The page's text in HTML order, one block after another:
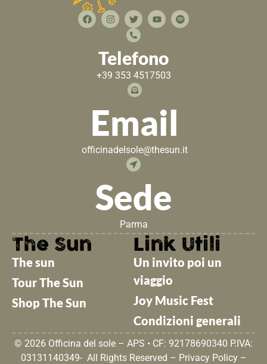
Telefono
+39 353 4517503
Email
officinadelsole@thesun.it
Sede
Parma
The Sun
The sun
Tour The Sun
Shop The Sun
Link Utili
Un invito poi un
viaggio
Joy Music Fest
Condizioni generali
© 2026 Officina del sole – APS • CF: 92178690340 P.IVA:
03131140349- All Rights Reserved – Privacy Policy–